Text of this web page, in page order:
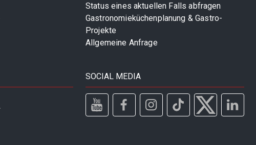
Status eines aktuellen Falls abfragen
Gastronomieküchenplanung & Gastro-
Projekte
Allgemeine Anfrage
SOCIAL MEDIA